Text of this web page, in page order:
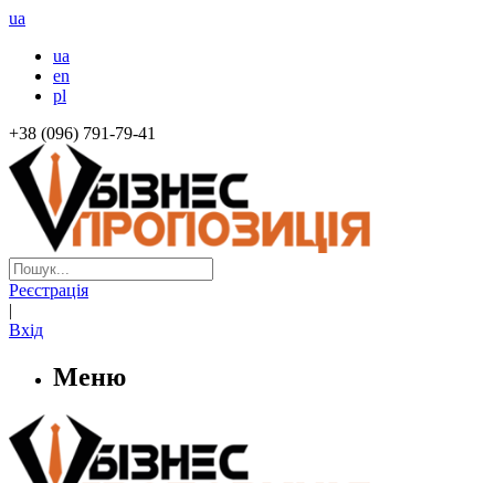
ua
ua
en
pl
+38 (096) 791-79-41
Реєстрація
|
Вхід
Меню